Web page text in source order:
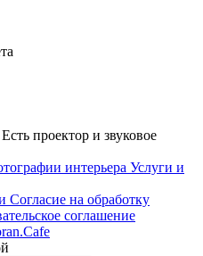
проектор и звуковое
интерьера Услуги и
Cогласие на обработку
соглашение